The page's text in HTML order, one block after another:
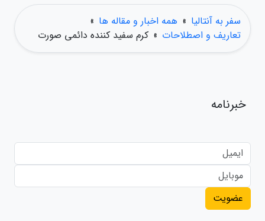
سفر به آنتالیا » همه اخبار و مقاله ها »
تعاریف و اصطلاحات » کرم سفید کننده دائمی صورت
خبرنامه
عضویت